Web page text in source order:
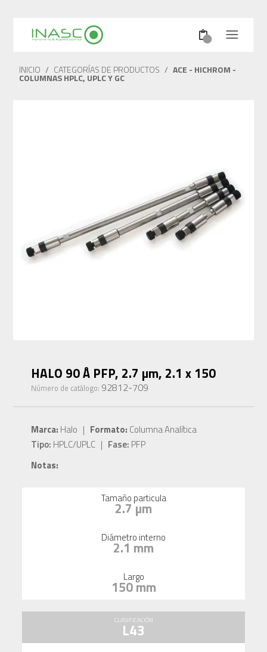
INICIO / CATEGORÍAS DE PRODUCTOS / ACE - HICHROM -
COLUMNAS HPLC, UPLC Y GC
HALO 90 Å PFP, 2.7 µm, 2.1 x 150
Número de catálogo: 92812-709
Marca: Halo | Formato: Columna Analítica
Tipo: HPLC/UPLC | Fase: PFP
Notas:
Tamaño particula
2.7 µm
Diámetro interno
2.1 mm
Largo
150 mm
CLASIFICACIÓN
L43